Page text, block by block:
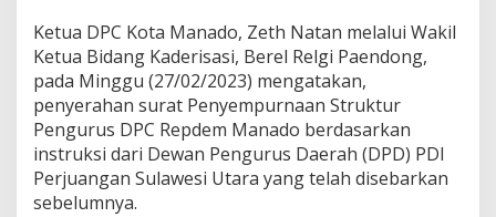
n
y
e
m
p
u
n
a
Ketua DPC Kota Manado, Zeth Natan melalui Wakil
Ketua Bidang Kaderisasi, Berel Relgi Paendong,
pada Minggu (27/02/2023) mengatakan,
penyerahan surat Penyempurnaan Struktur
Pengurus DPC Repdem Manado berdasarkan
instruksi dari Dewan Pengurus Daerah (DPD) PDI
Perjuangan Sulawesi Utara yang telah disebarkan
sebelumnya.